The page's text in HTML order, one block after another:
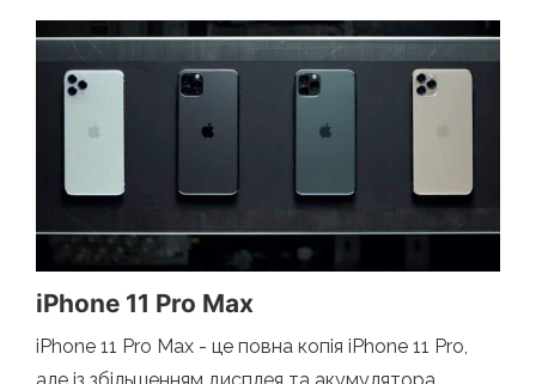
iPhone 11 Pro Max
iPhone 11 Pro Max - це повна копія iPhone 11 Pro,